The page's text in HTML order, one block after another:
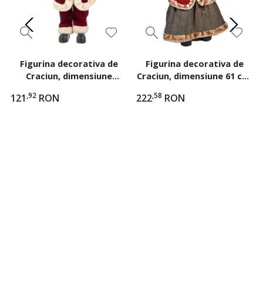
Figurina decorativa de
Craciun, dimensiune
cu sac
121 ,92 RON
Figurina decorativa de
Craciun, dimensiune 61 cm,
222,58 RON